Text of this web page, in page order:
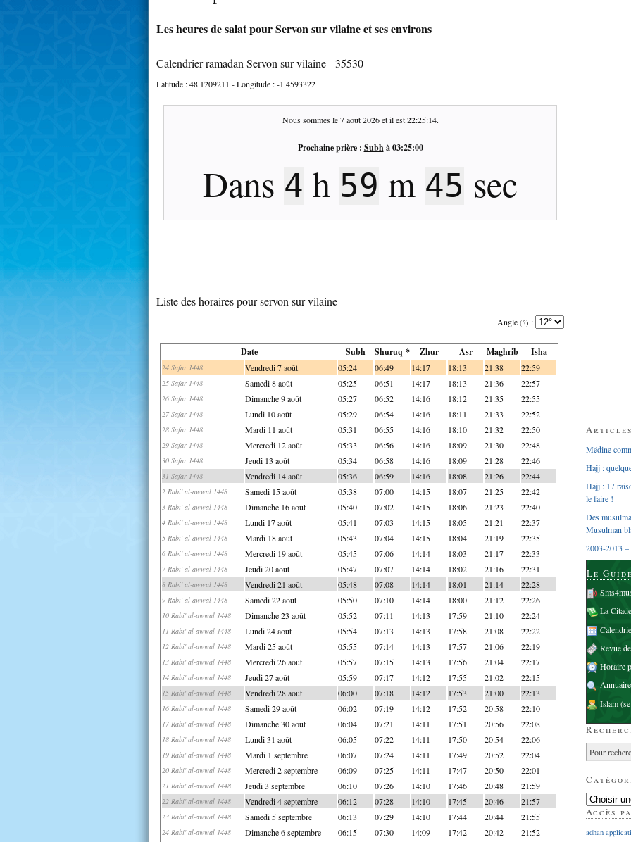
Les heures de salat pour Servon sur vilaine et ses environs
Calendrier ramadan Servon sur vilaine - 35530
Latitude :48.1209211 - Longitude :-1.4593322
Nous sommes le7 août 2026et il est22:25:15.
Prochaine prière : Subhà03:25:00
Dans 4 h 59 m 44 sec
Liste des horaires pour servon sur vilaine
Angle (?) :
Date Subh Shuruq * Zhur Asr Maghrib Isha
24 Safar 1448 Vendredi 7 août 05:24 06:49 14:17 18:13 21:38 22:59
25 Safar 1448 Samedi 8 août 05:25 06:51 14:17 18:13 21:36 22:57
26 Safar 1448 Dimanche 9 août 05:27 06:52 14:16 18:12 21:35 22:55
27 Safar 1448 Lundi 10 août 05:29 06:54 14:16 18:11 21:33 22:52
28 Safar 1448 Mardi 11 août 05:31 06:55 14:16 18:10 21:32 22:50
29 Safar 1448 Mercredi 12 août 05:33 06:56 14:16 18:09 21:30 22:48
30 Safar 1448 Jeudi 13 août 05:34 06:58 14:16 18:09 21:28 22:46
31 Safar 1448 Vendredi 14 août 05:36 06:59 14:16 18:08 21:26 22:44
2 Rabi' al-awwal 1448 Samedi 15 août 05:38 07:00 14:15 18:07 21:25 22:42
3 Rabi' al-awwal 1448 Dimanche 16 août 05:40 07:02 14:15 18:06 21:23 22:40
4 Rabi' al-awwal 1448 Lundi 17 août 05:41 07:03 14:15 18:05 21:21 22:37
5 Rabi' al-awwal 1448 Mardi 18 août 05:43 07:04 14:15 18:04 21:19 22:35
6 Rabi' al-awwal 1448 Mercredi 19 août 05:45 07:06 14:14 18:03 21:17 22:33
7 Rabi' al-awwal 1448 Jeudi 20 août 05:47 07:07 14:14 18:02 21:16 22:31
8 Rabi' al-awwal 1448 Vendredi 21 août 05:48 07:08 14:14 18:01 21:14 22:28
9 Rabi' al-awwal 1448 Samedi 22 août 05:50 07:10 14:14 18:00 21:12 22:26
10 Rabi' al-awwal 1448 Dimanche 23 août 05:52 07:11 14:13 17:59 21:10 22:24
11 Rabi' al-awwal 1448 Lundi 24 août 05:54 07:13 14:13 17:58 21:08 22:22
12 Rabi' al-awwal 1448 Mardi 25 août 05:55 07:14 14:13 17:57 21:06 22:19
13 Rabi' al-awwal 1448 Mercredi 26 août 05:57 07:15 14:13 17:56 21:04 22:17
14 Rabi' al-awwal 1448 Jeudi 27 août 05:59 07:17 14:12 17:55 21:02 22:15
15 Rabi' al-awwal 1448 Vendredi 28 août 06:00 07:18 14:12 17:53 21:00 22:13
16 Rabi' al-awwal 1448 Samedi 29 août 06:02 07:19 14:12 17:52 20:58 22:10
17 Rabi' al-awwal 1448 Dimanche 30 août 06:04 07:21 14:11 17:51 20:56 22:08
18 Rabi' al-awwal 1448 Lundi 31 août 06:05 07:22 14:11 17:50 20:54 22:06
19 Rabi' al-awwal 1448 Mardi 1 septembre 06:07 07:24 14:11 17:49 20:52 22:04
20 Rabi' al-awwal 1448 Mercredi 2 septembre 06:09 07:25 14:11 17:47 20:50 22:01
21 Rabi' al-awwal 1448 Jeudi 3 septembre 06:10 07:26 14:10 17:46 20:48 21:59
22 Rabi' al-awwal 1448 Vendredi 4 septembre 06:12 07:28 14:10 17:45 20:46 21:57
23 Rabi' al-awwal 1448 Samedi 5 septembre 06:13 07:29 14:10 17:44 20:44 21:55
24 Rabi' al-awwal 1448 Dimanche 6 septembre 06:15 07:30 14:09 17:42 20:42 21:52
Médine
Hajj :
Hajj : 17
le faire !
Des
Musulman
2003-2013 –
Le
La
Revue
Horaire
Islam
Accès
adhan